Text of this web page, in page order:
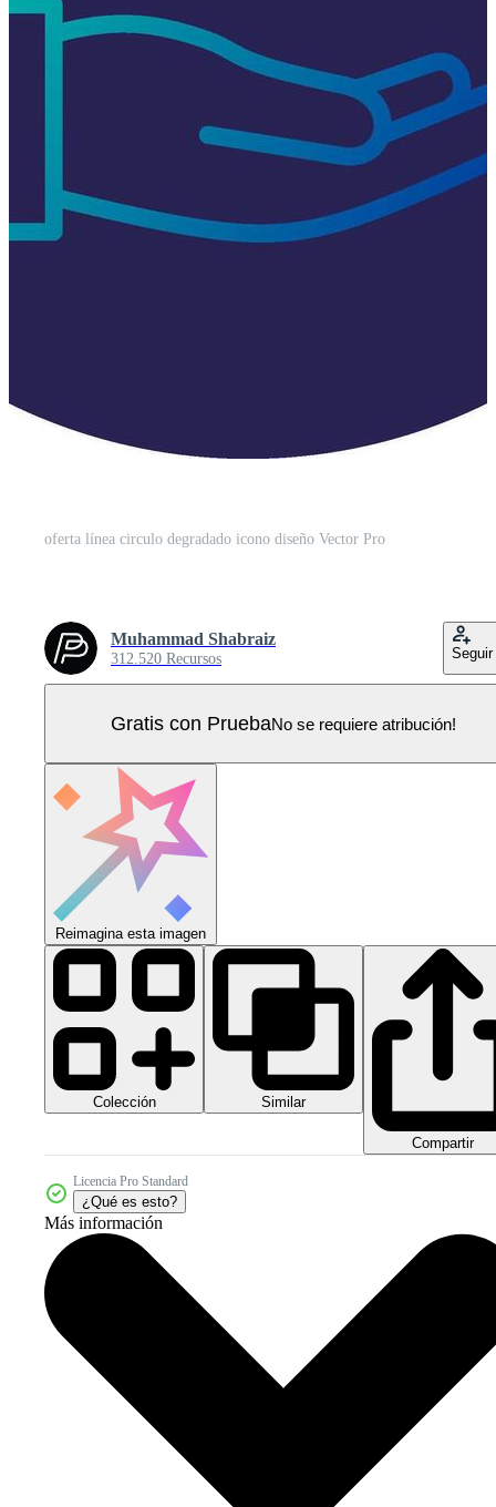
oferta línea circulo degradado icono diseño Vector Pro
Muhammad Shabraiz
312.520 Recursos Seguir
Gratis con PruebaNo se requiere atribución!
Reimagina esta imagen
Colección Similar
Compartir
Licencia Pro Standard
¿Qué es esto?
Más información